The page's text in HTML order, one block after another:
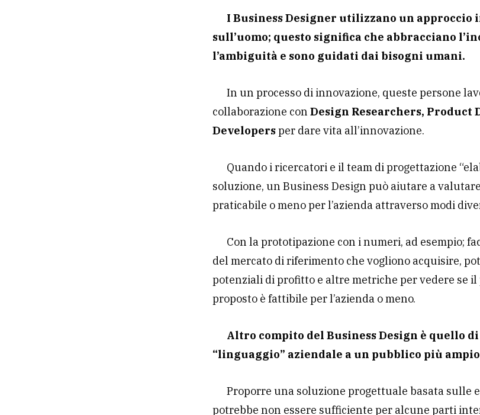
I Business Designer utilizzano un approccio
sull’uomo; questo significa che abbracciano
l’ambiguità e sono guidati dai bisogni umani.
In un processo di innovazione, queste persone
collaborazione conDesign Researchers, Product
Developersper dare vita all’innovazione.
Quando i ricercatori e il team di progettazione
soluzione, un Business Design può aiutare a
praticabile o meno per l’azienda attraverso modi
Con la prototipazione con i numeri, ad esempio;
del mercato di riferimento che vogliono acquisire,
potenziali di profitto e altre metriche per vedere se
proposto è fattibile per l’azienda o meno.
Altro compito del Business Design è quello
“linguaggio” aziendale a un pubblico più
Proporre una soluzione progettuale basata sulle
potrebbe non essere sufficiente per alcune parti